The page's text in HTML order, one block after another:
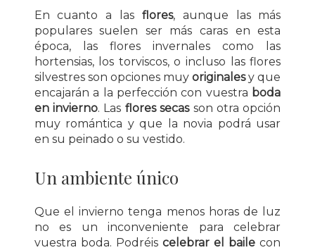
En cuanto a las flores, aunque las más
populares suelen ser más caras en esta
época, las flores invernales como las
hortensias, los torviscos, o incluso las flores
silvestres son opciones muyoriginalesy que
encajarán a la perfección con vuestra boda
en invierno. Las flores secasson otra opción
muy romántica y que la novia podrá usar
en su peinado o su vestido.
Un ambiente único
Que el invierno tenga menos horas de luz
no es un inconveniente para celebrar
vuestra boda. Podréis celebrar el baile con